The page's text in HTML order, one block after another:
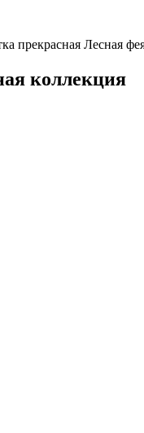
прекрасная Лесная
коллекция